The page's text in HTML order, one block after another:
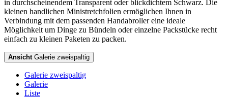
in durchscheinendem Transparent oder blickdichtem Schwarz. Die
kleinen handlichen Ministretchfolien ermöglichen Ihnen in
Verbindung mit dem passenden Handabroller eine ideale
Möglichkeit um Dinge zu Bündeln oder einzelne Packstücke recht
einfach zu kleinen Paketen zu packen.
Ansicht Galerie zweispaltig
Galerie zweispaltig
Galerie
Liste